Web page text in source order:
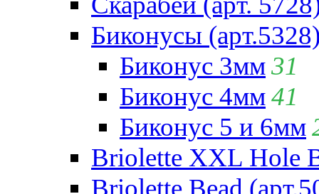
Биконусы
Биконус 3мм31
Биконус 4мм41
Биконус 5 и 6мм
Briolette XXL Hole
Briolette Bead